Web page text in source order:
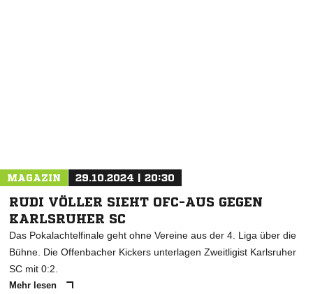
MAGAZIN 29.10.2024 | 20:30
RUDI VÖLLER SIEHT OFC-AUS GEGEN
KARLSRUHER SC
Das Pokalachtelfinale geht ohne Vereine aus der 4. Liga über die
Bühne. Die Offenbacher Kickers unterlagen Zweitligist Karlsruher
SC mit 0:2.
Mehr lesen